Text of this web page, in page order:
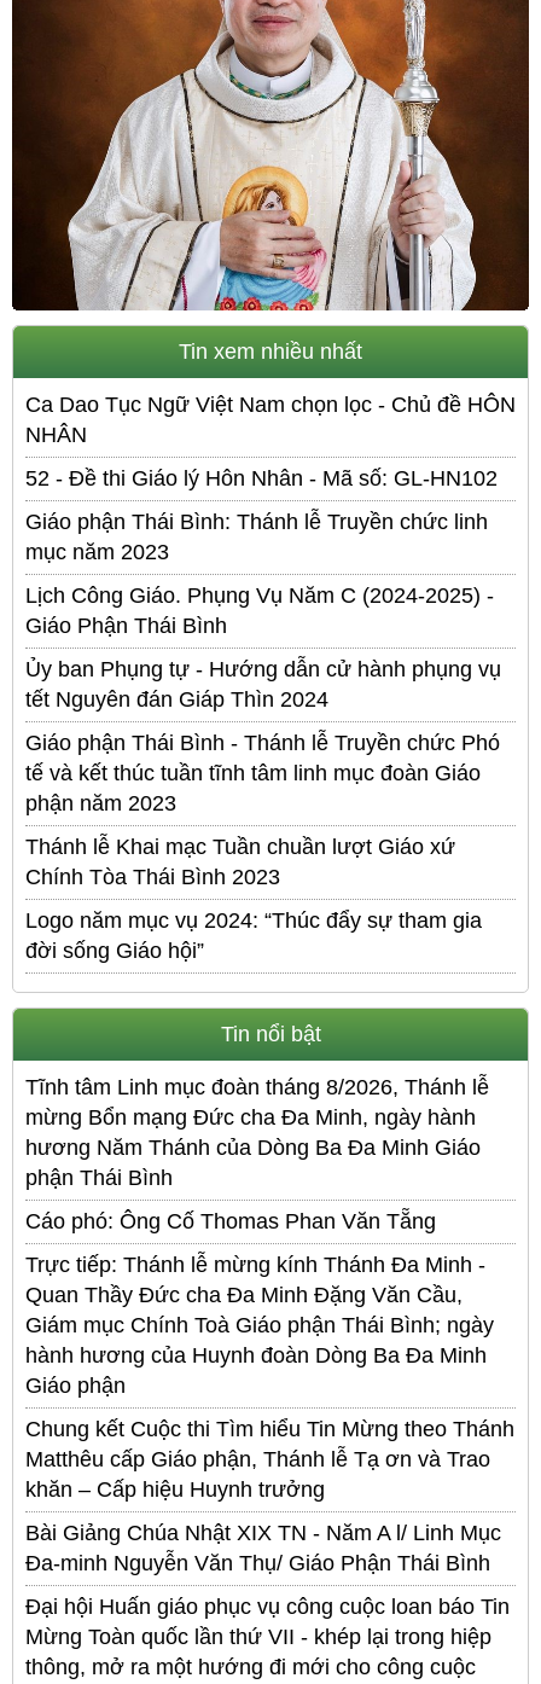
Tin xem nhiều nhất
Ca Dao Tục Ngữ Việt Nam chọn lọc - Chủ đề HÔN
NHÂN
52 - Đề thi Giáo lý Hôn Nhân - Mã số: GL-HN102
Giáo phận Thái Bình: Thánh lễ Truyền chức linh
mục năm 2023
Lịch Công Giáo. Phụng Vụ Năm C (2024-2025) -
Giáo Phận Thái Bình
Ủy ban Phụng tự - Hướng dẫn cử hành phụng vụ
tết Nguyên đán Giáp Thìn 2024
Giáo phận Thái Bình - Thánh lễ Truyền chức Phó
tế và kết thúc tuần tĩnh tâm linh mục đoàn Giáo
phận năm 2023
Thánh lễ Khai mạc Tuần chuần lượt Giáo xứ
Chính Tòa Thái Bình 2023
Logo năm mục vụ 2024: “Thúc đẩy sự tham gia
đời sống Giáo hội”
Tin nổi bật
Tĩnh tâm Linh mục đoàn tháng 8/2026, Thánh lễ
mừng Bổn mạng Đức cha Đa Minh, ngày hành
hương Năm Thánh của Dòng Ba Đa Minh Giáo
phận Thái Bình
Cáo phó: Ông Cố Thomas Phan Văn Tẵng
Trực tiếp: Thánh lễ mừng kính Thánh Đa Minh -
Quan Thầy Đức cha Đa Minh Đặng Văn Cầu,
Giám mục Chính Toà Giáo phận Thái Bình; ngày
hành hương của Huynh đoàn Dòng Ba Đa Minh
Giáo phận
Chung kết Cuộc thi Tìm hiểu Tin Mừng theo Thánh
Matthêu cấp Giáo phận, Thánh lễ Tạ ơn và Trao
khăn – Cấp hiệu Huynh trưởng
Bài Giảng Chúa Nhật XIX TN - Năm A l/ Linh Mục
Đa-minh Nguyễn Văn Thụ/ Giáo Phận Thái Bình
Đại hội Huấn giáo phục vụ công cuộc loan báo Tin
Mừng Toàn quốc lần thứ VII - khép lại trong hiệp
thông, mở ra một hướng đi mới cho công cuộc